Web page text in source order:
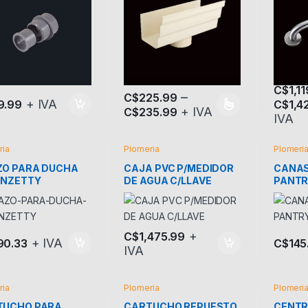
+ IVA C$225.99 –
C$235.99 + IVA
Este producto tiene múltiples variantes.
C$
C$
IVA
Este
PARA DUCHA
+ IVA
Plomeria
CAJA PVC P/MEDIDOR
DE AGUA C/LLAVE
C$1,475.99 +
IVA
Plomeria
C$
Plomeria Plomeria